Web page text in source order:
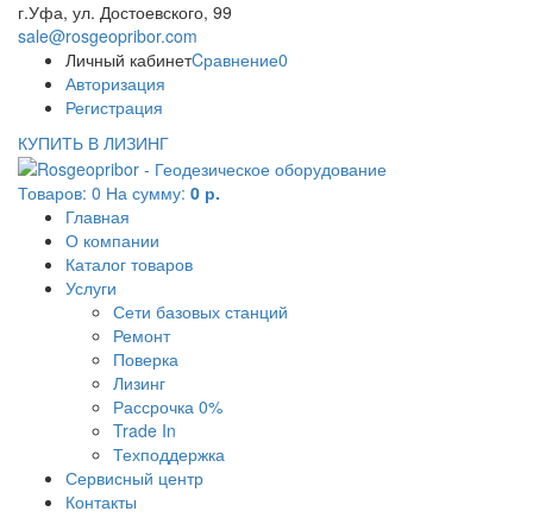
г.Уфа, ул. Достоевского, 99
sale@rosgeopribor.com
Личный кабинет
Авторизация
Регистрация
Cравнение0
КУПИТЬ В ЛИЗИНГ
Товаров: 0 На сумму: 0 р.
Главная
О компании
Каталог товаров
Услуги
Сети базовых станций
Ремонт
Поверка
Лизинг
Рассрочка 0%
Trade In
Техподдержка
Сервисный центр
Контакты